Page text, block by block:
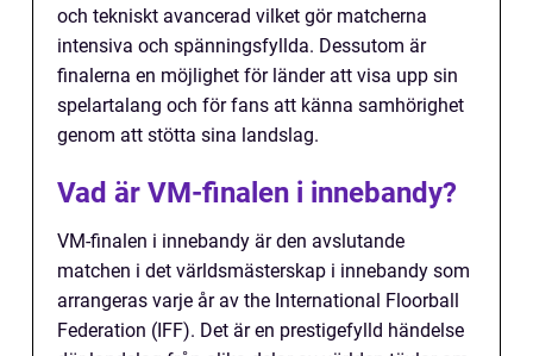
och tekniskt avancerad vilket gör matcherna
intensiva och spänningsfyllda. Dessutom är
finalerna en möjlighet för länder att visa upp sin
spelartalang och för fans att känna samhörighet
genom att stötta sina landslag.
Vad är VM-finalen i innebandy?
VM-finalen i innebandy är den avslutande
matchen i det världsmästerskap i innebandy som
arrangeras varje år av the International Floorball
Federation (IFF). Det är en prestigefylld händelse